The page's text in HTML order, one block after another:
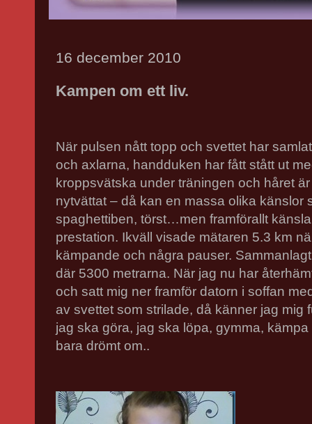
16 december 2010
Kampen om ett liv.
När pulsen nått topp och svettet har
och axlarna, handduken har fått stått ut
kroppsvätska under träningen och håret
nytvättat – då kan en massa olika känslor
spaghettiben, törst…men framförallt
prestation. Ikväll visade mätaren 5.3 km
kämpande och några pauser.
där 5300 metrarna. När jag nu har
och satt mig ner framför datorn i soffan
av svettet som strilade, då känner jag mig
jag ska göra, jag ska löpa, gymma,
bara drömt om..